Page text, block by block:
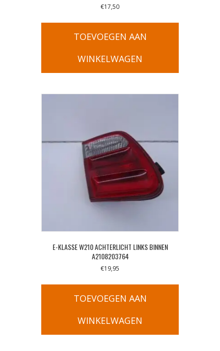
€17,50
TOEVOEGEN AAN
WINKELWAGEN
E-KLASSE W210 ACHTERLICHT LINKS BINNEN
A2108203764
€19,95
TOEVOEGEN AAN
WINKELWAGEN